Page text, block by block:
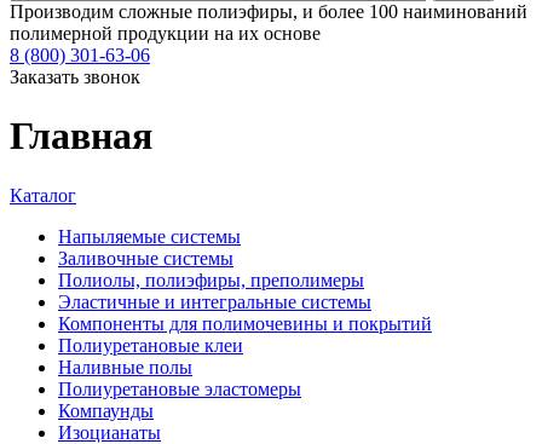
Производим сложные полиэфиры, и более 100 наиминований
полимерной продукции на их основе
8 (800) 301-63-06
Заказать звонок
Главная
Каталог
Напыляемые системы
Заливочные системы
Полиолы, полиэфиры, преполимеры
Эластичные и интегральные системы
Компоненты для полимочевины и покрытий
Полиуретановые клеи
Наливные полы
Полиуретановые эластомеры
Компаунды
Изоцианаты